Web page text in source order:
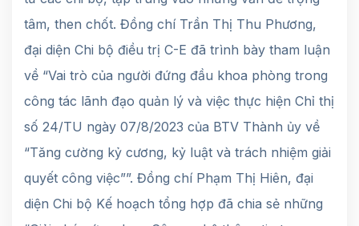
tâm, then chốt. Đồng chí Trần Thị Thu Phương,
đại diện Chi bộ điều trị C-E đã trình bày tham luận
về “Vai trò của người đứng đầu khoa phòng trong
công tác lãnh đạo quản lý và việc thực hiện Chỉ thị
số 24/TU ngày 07/8/2023 của BTV Thành ủy về
“Tăng cường kỷ cương, kỷ luật và trách nhiệm giải
quyết công việc””. Đồng chí Phạm Thị Hiên, đại
diện Chi bộ Kế hoạch tổng hợp đã chia sẻ những